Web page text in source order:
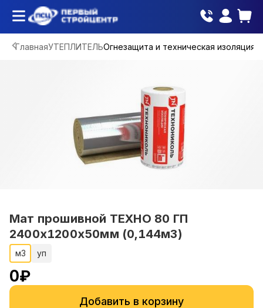
ГлавнаяУТЕПЛИТЕЛЬОгнезащита и техническая изоляция
Мат прошивной ТЕХНО 80 ГП
2400х1200х50мм (0,144м3)
м3 уп
0₽
Добавить в корзину